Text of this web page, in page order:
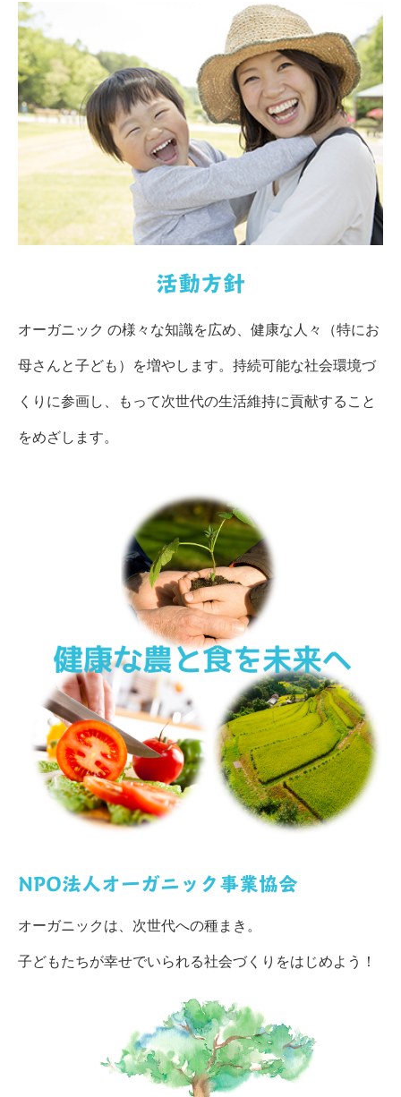
活動方針
オーガニック の様々な知識を広め、健康な人々（特にお
母さんと子ども）を増やします。持続可能な社会環境づ
くりに参画し、もって次世代の生活維持に貢献すること
をめざします。
NPO法人オーガニック事業協会
オーガニックは、次世代への種まき。
子どもたちが幸せでいられる社会づくりをはじめよう！